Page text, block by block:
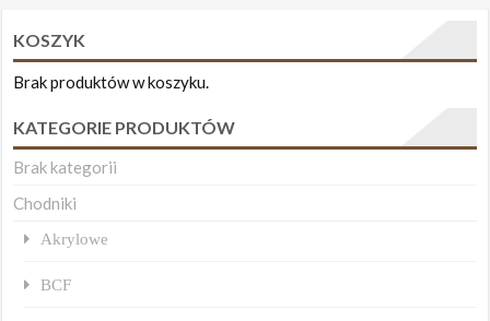
KOSZYK
Brak produktów w koszyku.
KATEGORIE PRODUKTÓW
Brak kategorii
Chodniki
Akrylowe
BCF